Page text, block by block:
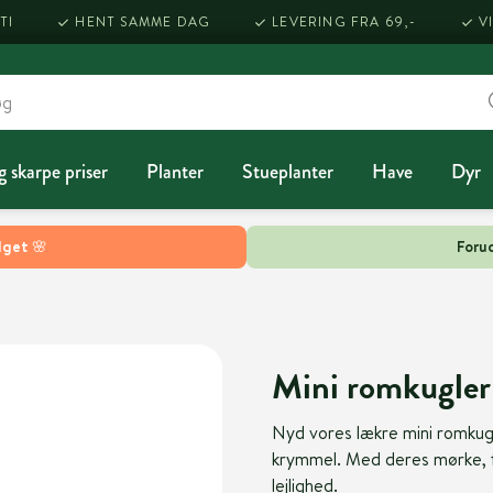
🌸
HENT SAMME DAG LEVERING FRA 69,-
skarpe priser Planter Stueplanter Have Dyr
Mini romkugler
Nyd vores lækre mini
krymmel. Med deres
lejlighed.